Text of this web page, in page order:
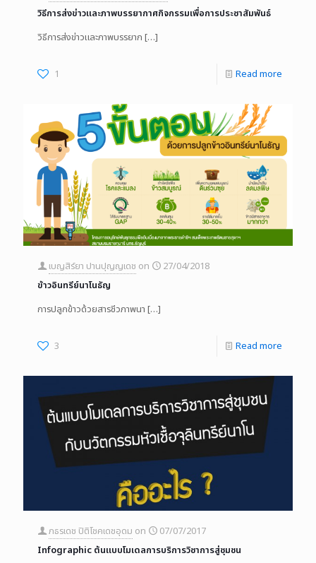
วิธีการส่งข่าวและภาพบรรยากาศกิจกรรมเพื่อการประชาสัมพันธ์
วิธีการส่งข่าวและภาพบรรยาก […]
1 Read more
เบญสิร์ยา ปานปุญญเดช on
27/04/2018
ข้าวอินทรีย์นาโนธัญ
การปลูกข้าวด้วยสารชีวภาพนา […]
3 Read more
ภธรเดช ปิติโชคเดชอุดม on
07/07/2017
Infographic ต้นแบบโมเดลการบริการวิชาการสู่ชุมชน